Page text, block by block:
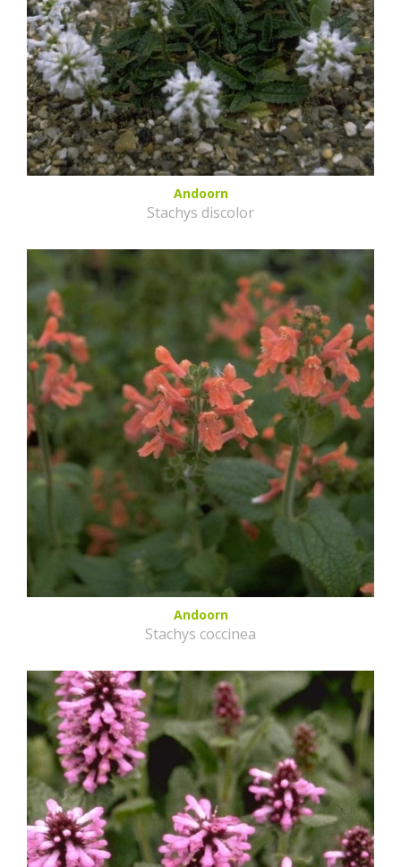
Andoorn
Stachys discolor
Andoorn
Stachys coccinea